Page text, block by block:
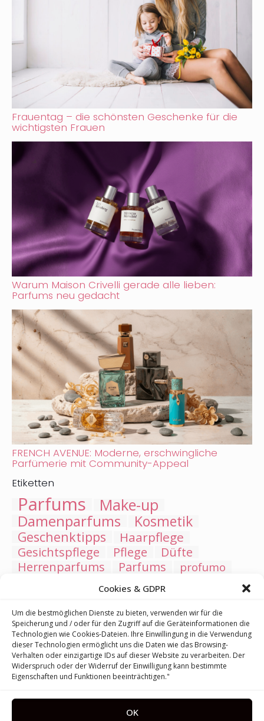
Cookies & GDPR
Um die bestmöglichen Dienste zu bieten, verwenden wir für die
Speicherung und / oder für den Zugriff auf die Geräteinformationen die
Technologien wie Cookies-Dateien. Ihre Einwillingung in die Verwendung
dieser Technologien ermöglicht uns die Daten wie das Browsing-
Verhalten oder einzigartige IDs auf dieser Website zu verarbeiten. Der
Widerspruch oder der Widerruf der Einwilligung kann bestimmte
Eigenschaften und Funktionen beeinträchtigen."
OK
Frauentag – die schönsten Geschenke für die
wichtigsten Frauen
Warum Maison Crivelli gerade alle lieben:
Parfums neu gedacht
FRENCH AVENUE: Moderne, erschwingliche
Parfümerie mit Community-Appeal
Etiketten
Parfums Make-up
Damenparfums Kosmetik
Geschenktipps Haarpflege
Gesichtspflege Pflege
Düfte
Herrenparfums
Parfums profumo
Hautpflege, Gesichtspflege Lippen
Neuheiten
Sonnenschutzkosmetik
Trockenshampoo
Körperpflege
Hautprobleme
Geschenksets
Lippenstift
Arabische
Weihnachten
Wellness Bad Shampoo
Vitamin C
Feuchtigkeitsbooster
Kinderkosmetik
trucco
Gesunde Bräune
Unisex Parfums
Nischenparfums
Pflege für Mutter und Kind
UV-Schutz
Mutter und Kind